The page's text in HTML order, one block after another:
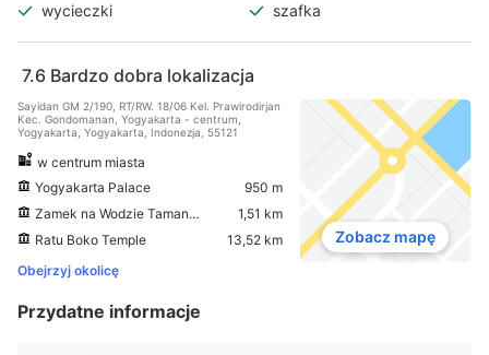
wycieczki
szafka
7.6 Bardzo dobra lokalizacja
Sayidan GM 2/190, RT/RW. 18/06 Kel. Prawirodirjan
Kec. Gondomanan, Yogyakarta - centrum,
Yogyakarta, Yogyakarta, Indonezja, 55121
w centrum miasta
Yogyakarta Palace
950 m
Zamek na Wodzie Taman Sari
1,51 km
Ratu Boko Temple
13,52 km
Obejrzyj okolicę
Zobacz mapę
Przydatne informacje